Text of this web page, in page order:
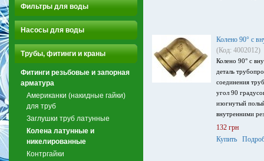
Фильтры для воды
Насосы для воды
Трубы, фитинги и краны
Фитинги резьбовые и запорная
арматура
Американки (накидные гайки)
для труб
Заглушки труб латунные
Колена латунные и
никелированные
Контргайки
Колено 90° с
(Код: 4002012)
Колено 90° с
деталь
соединения
угол 90
изогнутый
внутренними
132 грн
Купить